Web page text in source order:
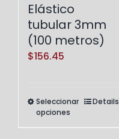
Elástico
tubular 3mm
(100 metros)
$156.45
Seleccionar
opciones
EsteDetails